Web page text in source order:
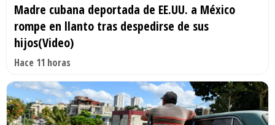
Madre cubana deportada de EE.UU. a México
rompe en llanto tras despedirse de sus
hijos(Video)
Hace 11 horas